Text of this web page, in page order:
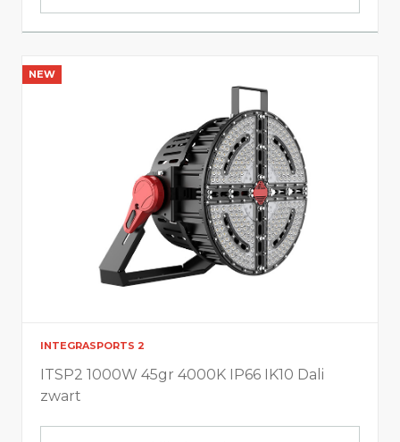
NEW
INTEGRASPORTS 2
ITSP2 1000W 45gr 4000K IP66 IK10 Dali
zwart